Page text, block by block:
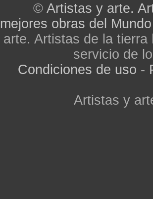
© Artistas y arte.
obras del Mundo
Artistas de la
servicio de
Condiciones de uso -
Artistas y